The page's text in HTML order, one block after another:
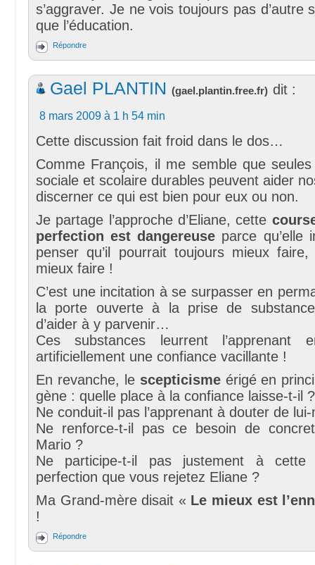
s’aggraver. Je ne vois toujours pas d’autre
que l’éducation.
Répondre
Gael PLANTIN (gael.plantin.free.fr) dit :
8 mars 2009 à 1 h 54 min
Cette discussion fait froid dans le dos…
Comme François, il me semble que
sociale et scolaire durables peuvent aider
discerner ce qui est bien pour eux ou non.
Je partage l’approche d’Eliane, cette
perfection est dangereuse parce qu’elle
penser qu’il pourrait toujours mieux faire,
mieux faire !
C’est une incitation à se surpasser en
la porte ouverte à la prise de
d’aider à y parvenir…
Ces substances leurrent l’apprenant
artificiellement une confiance vacillante !
En revanche, le scepticismeérigé en
gène : quelle place à la confiance laisse-t-il ?
Ne conduit-il pas l’apprenant à douter de
Ne renforce-t-il pas ce besoin de
Mario ?
Ne participe-t-il pas justement à
perfection que vous rejetez Eliane ?
Ma Grand-mère disait « Le mieux est
!
Répondre